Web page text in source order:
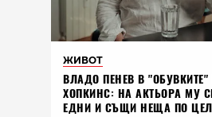
ЖИВОТ
ВЛАДO ПЕНЕВ В
ХОПКИНС: НА АКТЬОРА МУ
ЕДНИ И СЪЩИ НЕЩА ПО